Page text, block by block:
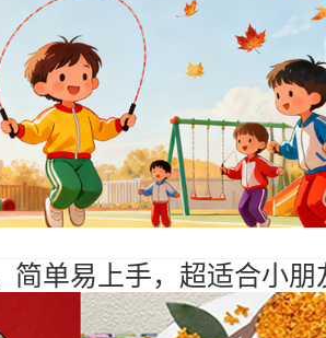
简单易上手，超适合小朋